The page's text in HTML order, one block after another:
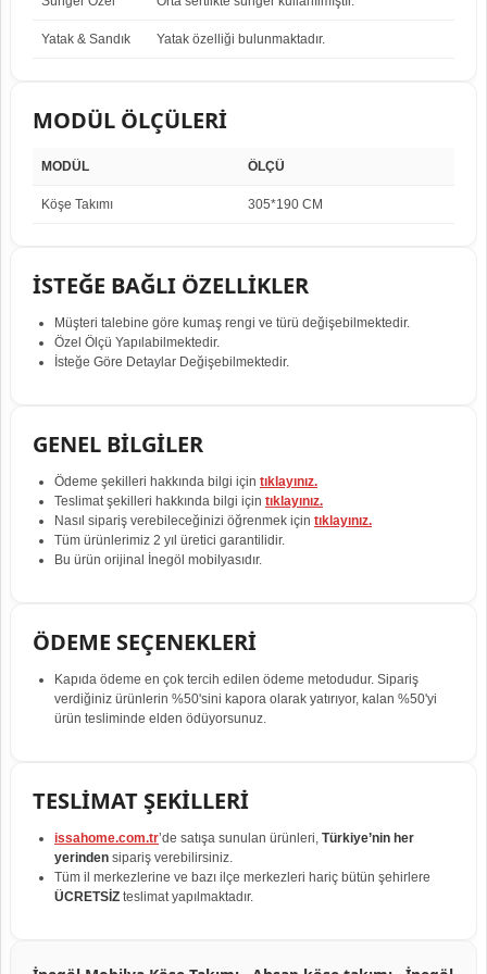
Yatak & Sandık Yatak özelliği bulunmaktadır.
MODÜL ÖLÇÜLERİ
MODÜL ÖLÇÜ
Köşe Takımı 305*190 CM
İSTEĞE BAĞLI ÖZELLİKLER
Müşteri talebine göre kumaş rengi ve türü değişebilmektedir.
Özel Ölçü Yapılabilmektedir.
İsteğe Göre Detaylar Değişebilmektedir.
GENEL BİLGİLER
Ödeme şekilleri hakkında bilgi için tıklayınız.
Teslimat şekilleri hakkında bilgi için tıklayınız.
Nasıl sipariş verebileceğinizi öğrenmek için tıklayınız.
Tüm ürünlerimiz 2 yıl üretici garantilidir.
Bu ürün orijinal İnegöl mobilyasıdır.
ÖDEME SEÇENEKLERİ
Kapıda ödeme en çok tercih edilen ödeme metodudur. Sipariş
verdiğiniz ürünlerin %50'sini kapora olarak yatırıyor, kalan %50'yi
ürün tesliminde elden ödüyorsunuz.
TESLİMAT ŞEKİLLERİ
issahome.com.tr’de satışa sunulan ürünleri, Türkiye’nin her
yerinden sipariş verebilirsiniz.
Tüm il merkezlerine ve bazı ilçe merkezleri hariç bütün şehirlere
ÜCRETSİZ teslimat yapılmaktadır.